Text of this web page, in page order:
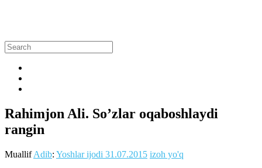
Rahimjon Ali. So’zlar oqaboshlaydi
rangin
MuallifAdib: Yoshlar ijodi 31.07.2015 izoh yo'q